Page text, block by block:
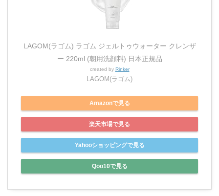
LAGOM(ラゴム) ラゴム ジェルトゥウォーター クレンザ
ー 220ml (朝用洗顔料) 日本正規品
created by Rinker
LAGOM(ラゴム)
Amazonで見る
楽天市場で見る
Yahooショッピングで見る
Qoo10で見る